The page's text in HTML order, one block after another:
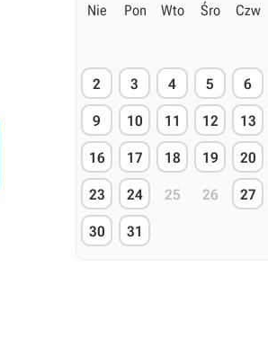
Nie Pon Wto Śro Czw
2 3 4 5 6
9 10 11 12 13
16 17 18 19 20
23 24 25 26 27
30 31